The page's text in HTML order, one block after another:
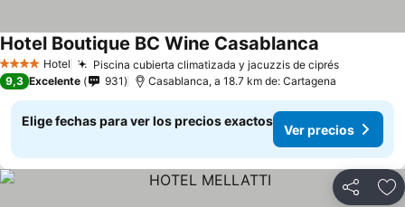
4 EstrellasHotel Piscina cubierta climatizada y jacuzzis de ciprésVer
Hotel Boutique BC Wine Casablanca
9,3 Excelente 931 Casablanca, a 18.7 km de: Cartagena
Elige fechas para ver los precios exactos
Ver precios
Compartir